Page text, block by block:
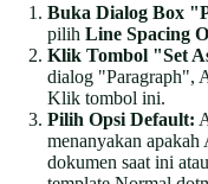
Buka Dialog Box
pilih Line Spacing
Klik Tombol "Set
dialog "Paragraph",
Klik tombol ini.
Pilih Opsi Default:
menanyakan
dokumen saat ini